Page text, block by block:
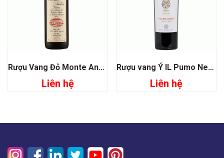
Rượu Vang Đỏ Monte Antico Toscana
Liên hệ
Rượu vang Ý IL Pumo Negroamaro San Marzano
Liên hệ